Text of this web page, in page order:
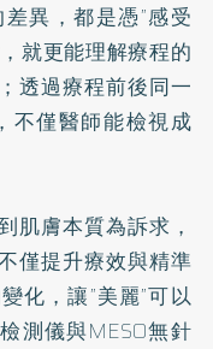
異，都是憑”感受
就更能理解療程的
透過療程前後同一
不僅醫師能檢視成
肌膚本質為訴求，
僅提升療效與精準
化，讓”美麗”可以
測儀與MESO無針